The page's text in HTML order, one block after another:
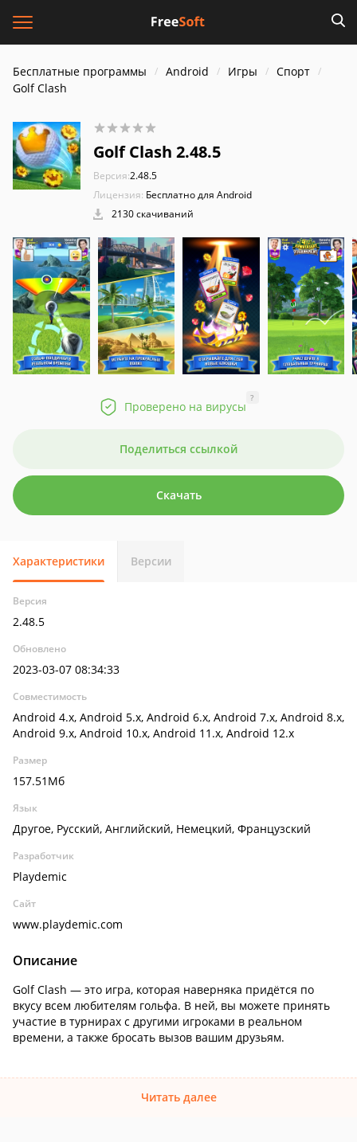
Бесплатные программы Android Игры
Спорт
Golf Clash
Golf Clash 2.48.5
Версия:2.48.5
Лицензия: Бесплатно для Android
2130 скачиваний
Проверено на вирусы
?
Поделиться ссылкой
Скачать
Характеристики Версии
Версия
2.48.5
Обновлено
2023-03-07 08:34:33
Совместимость
Android 4.x, Android 5.x, Android 6.x, Android 7.x, Android 8.x,
Android 9.x, Android 10.x, Android 11.x, Android 12.x
Размер
157.51Мб
Язык
Другое, Русский, Английский, Немецкий, Французский
Разработчик
Playdemic
Сайт
www.playdemic.com
Описание
Golf Clash — это игра, которая наверняка придётся по
вкусу всем любителям гольфа. В ней, вы можете принять
участие в турнирах с другими игроками в реальном
времени, а также бросать вызов вашим друзьям.
Читать далее